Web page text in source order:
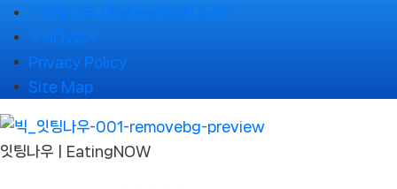
Skip
to
content
🌹잇팅나우ㅣEatingNOW 소개🌹
🌹NOWs🌹
Privacy Policy
Site Map
잇팅나우ㅣEatingNOW